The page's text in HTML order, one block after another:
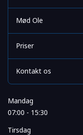
Mød Ole
Priser
Kontakt os
Mandag
07:00 - 15:30
Tirsdag